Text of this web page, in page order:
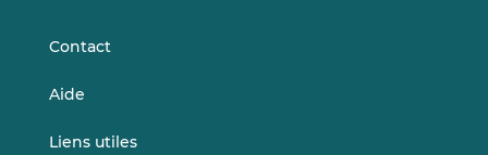
Contact
Aide
Liens utiles